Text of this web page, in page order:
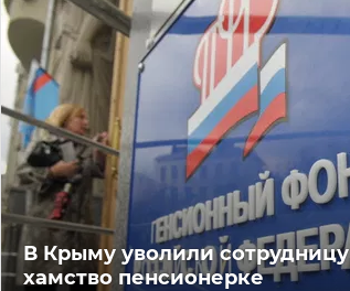
В Крыму уволили
хамство пенсионерке